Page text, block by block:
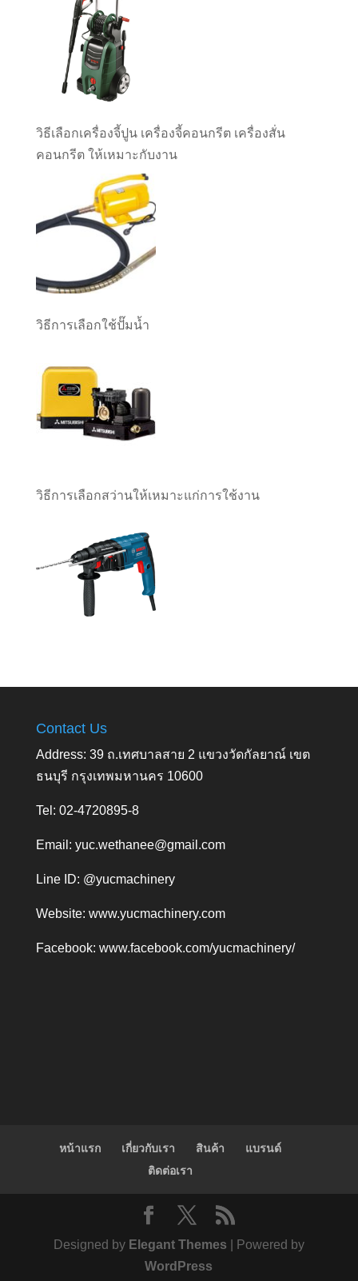
วิธีเลือกเครื่องจี้ปูน เครื่องจี้คอนกรีต เครื่องสั่น
คอนกรีต ให้เหมาะกับงาน
วิธีการเลือกใช้ปั๊มน้ำ
วิธีการเลือกสว่านให้เหมาะแก่การใช้งาน
Contact Us
Address: 39 ถ.เทศบาลสาย 2 แขวงวัดกัลยาณ์ เขต
ธนบุรี กรุงเทพมหานคร 10600
Tel: 02-4720895-8
Email: yuc.wethanee@gmail.com
Line ID: @yucmachinery
Website: www.yucmachinery.com
Facebook: www.facebook.com/yucmachinery/
หน้าแรก เกี่ยวกับเรา สินค้า
แบรนด์
ติดต่อเรา
Designed by Elegant Themes | Powered by
WordPress